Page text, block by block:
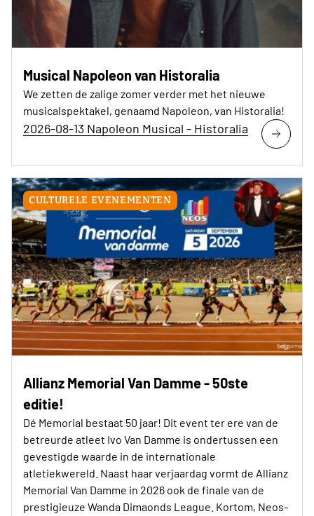
Musical Napoleon van Historalia
We zetten de zalige zomer verder met het nieuwe
musicalspektakel, genaamd Napoleon, van Historalia!
2026-08-13 Napoleon Musical - Historalia
CULTURELE EVENEMENTEN
Allianz Memorial Van Damme - 50ste
editie!
Dé Memorial bestaat 50 jaar! Dit event ter ere van de
betreurde atleet Ivo Van Damme is ondertussen een
gevestigde waarde in de internationale
atletiekwereld. Naast haar verjaardag vormt de Allianz
Memorial Van Damme in 2026 ook de finale van de
prestigieuze Wanda Dimaonds League. Kortom, Neos-